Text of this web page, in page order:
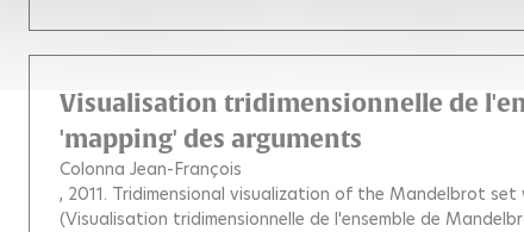
Visualisation tridimensionnelle de
'mapping' des arguments
Colonna Jean-François
, 2011. Tridimensional visualization of the Mandelbrot
(Visualisation tridimensionnelle de l'ensemble de